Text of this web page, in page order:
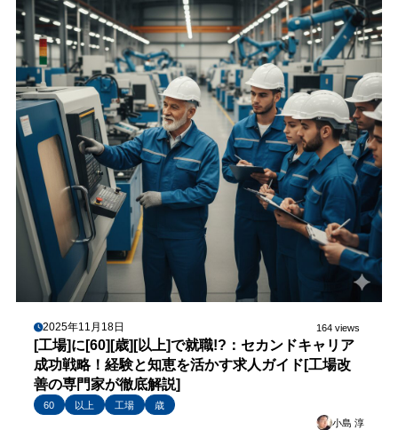
2025年11月18日 164 views
[工場]に[60][歳][以上]で就職!?：セカンドキャリア
成功戦略！経験と知恵を活かす求人ガイド[工場改
善の専門家が徹底解説]
60 以上 工場
歳
小島 淳